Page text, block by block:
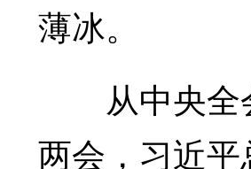
薄冰。
从中央全
两会，习近平